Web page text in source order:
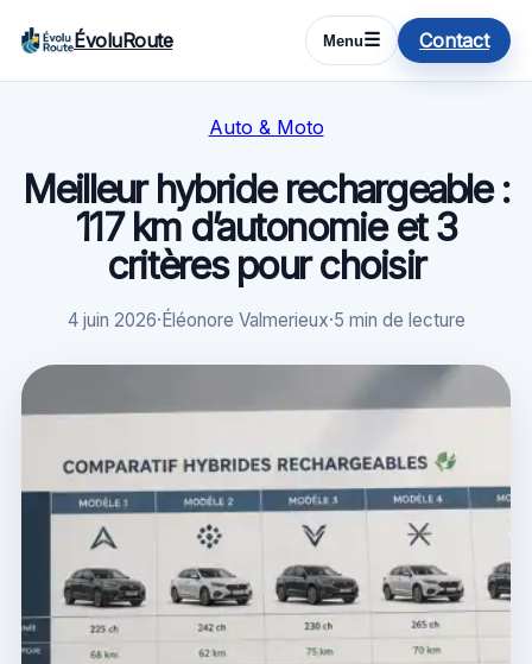
ÉvoluRoute Menu☰ Contact
Auto & Moto
Meilleur hybride rechargeable :
117 km d’autonomie et 3
critères pour choisir
4 juin 2026·Éléonore Valmerieux·5 min de lecture